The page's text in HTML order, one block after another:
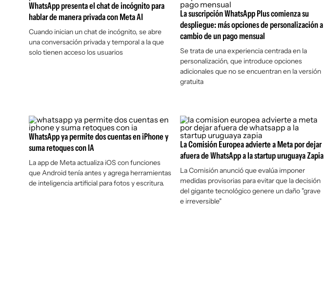
WhatsApp presenta el chat de incógnito para
hablar de manera privada con Meta AI
Cuando inician un chat de incógnito, se abre
una conversación privada y temporal a la que
solo tienen acceso los usuarios
La suscripción WhatsApp Plus comienza su
despliegue: más opciones de personalización a
cambio de un pago mensual
Se trata de una experiencia centrada en la
personalización, que introduce opciones
adicionales que no se encuentran en la versión
gratuita
WhatsApp ya permite dos cuentas en iPhone y
suma retoques con IA
La app de Meta actualiza iOS con funciones
que Android tenía antes y agrega herramientas
de inteligencia artificial para fotos y escritura.
La Comisión Europea advierte a Meta por dejar
afuera de WhatsApp a la startup uruguaya Zapia
La Comisión anunció que evalúa imponer
medidas provisorias para evitar que la decisión
del gigante tecnológico genere un daño "grave
e irreversible"